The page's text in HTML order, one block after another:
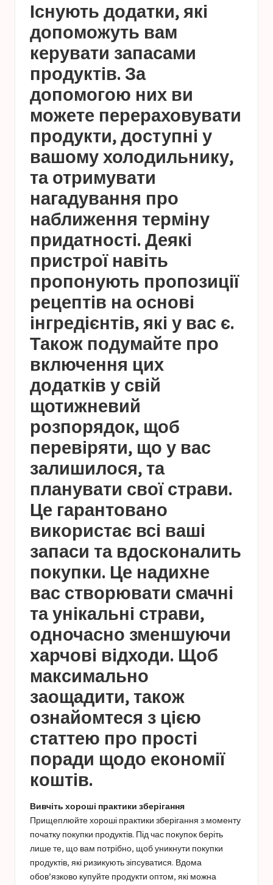
Існують додатки, які
допоможуть вам
керувати запасами
продуктів. За
допомогою них ви
можете перераховувати
продукти, доступні у
вашому холодильнику,
та отримувати
нагадування про
наближення терміну
придатності. Деякі
пристрої навіть
пропонують пропозиції
рецептів на основі
інгредієнтів, які у вас є.
Також подумайте про
включення цих
додатків у свій
щотижневий
розпорядок, щоб
перевіряти, що у вас
залишилося, та
планувати свої страви.
Це гарантовано
використає всі ваші
запаси та вдосконалить
покупки. Це надихне
вас створювати смачні
та унікальні страви,
одночасно зменшуючи
харчові відходи. Щоб
максимально
заощадити, також
ознайомтеся з цією
статтею про прості
поради щодо економії
коштів.
Вивчіть хороші практики зберігання
Прищеплюйте хороші практики зберігання з моменту
початку покупки продуктів. Під час покупок беріть
лише те, що вам потрібно, щоб уникнути покупки
продуктів, які ризикують зіпсуватися. Вдома
обов’язково купуйте продукти оптом, які можна